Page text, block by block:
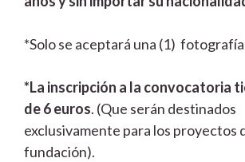
*Solo se aceptará una (1)
*La inscripción a la convocatoria
de 6 euros. (Que serán destinados
exclusivamente para los proyectos
fundación).